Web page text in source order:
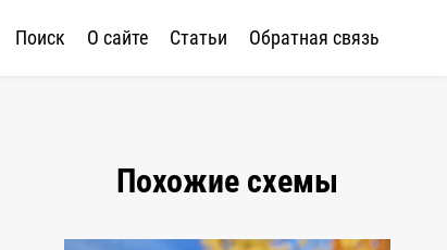
Поиск О сайте Статьи Обратная связь
Похожие схемы